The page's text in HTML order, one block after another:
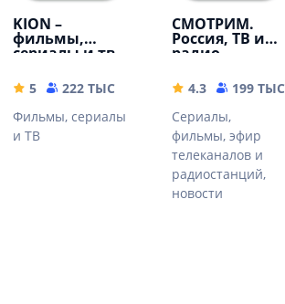
59.68 MB
KION –
фильмы,
сериалы и тв
5 222 ТЫС
108.87 MB
Фильмы, сериалы
и ТВ
СМОТРИМ.
Россия, ТВ и
радио
4.3 199 ТЫС
Сериалы,
фильмы, эфир
телеканалов и
радиостанций,
новости